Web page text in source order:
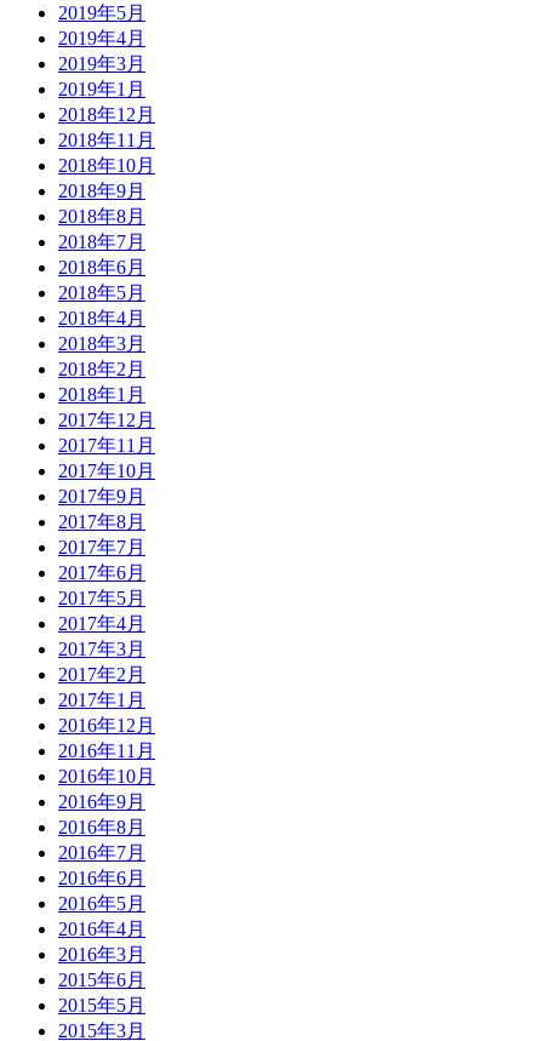
2019年5月
2019年4月
2019年3月
2019年1月
2018年12月
2018年11月
2018年10月
2018年9月
2018年8月
2018年7月
2018年6月
2018年5月
2018年4月
2018年3月
2018年2月
2018年1月
2017年12月
2017年11月
2017年10月
2017年9月
2017年8月
2017年7月
2017年6月
2017年5月
2017年4月
2017年3月
2017年2月
2017年1月
2016年12月
2016年11月
2016年10月
2016年9月
2016年8月
2016年7月
2016年6月
2016年5月
2016年4月
2016年3月
2015年6月
2015年5月
2015年3月